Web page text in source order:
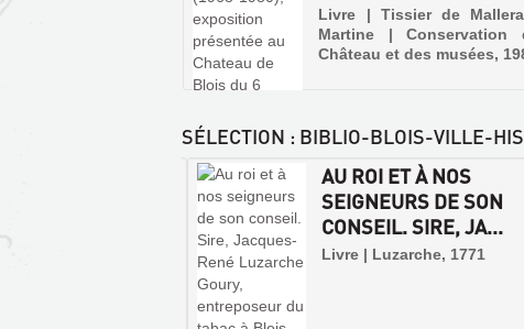
Livre | Tissier de
Martine | Conservation
Château et des musées,
SÉLECTION : BIBLIO-BLOIS-VILLE-
AU ROI ET À NOS
SEIGNEURS DE SON
CONSEIL. SIRE, JA...
Livre | Luzarche, 1771